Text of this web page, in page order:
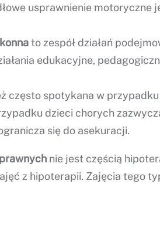
usprawnienie motoryczne
to zespół działań
edukacyjne,
często spotykana w
dzieci chorych
się do asekuracji.
nie jest częścią
z hipoterapii. Zajęcia tego